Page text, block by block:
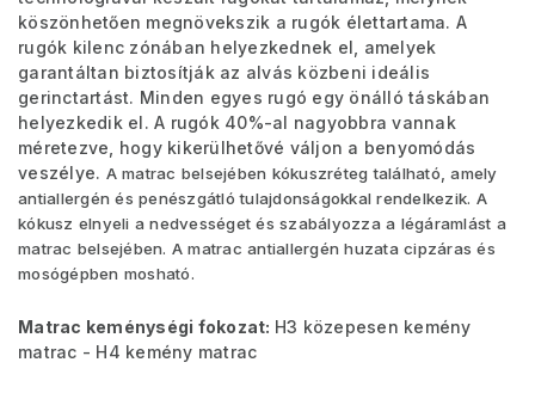
köszönhetően megnövekszik a rugók élettartama. A
rugók kilenc zónában helyezkednek el, amelyek
garantáltan biztosítják az alvás közbeni ideális
gerinctartást. Minden egyes rugó egy önálló táskában
helyezkedik el. A rugók 40%-al nagyobbra vannak
méretezve, hogy kikerülhetővé váljon a benyomódás
veszélye. A matrac belsejében kókuszréteg található, amely
antiallergén és penészgátló tulajdonságokkal rendelkezik. A
kókusz elnyeli a nedvességet és szabályozza a légáramlást a
matrac belsejében. A matrac antiallergén huzata cipzáras és
mosógépben mosható.
Matrac keménységi fokozat: H3 közepesen kemény
matrac - H4 kemény matrac